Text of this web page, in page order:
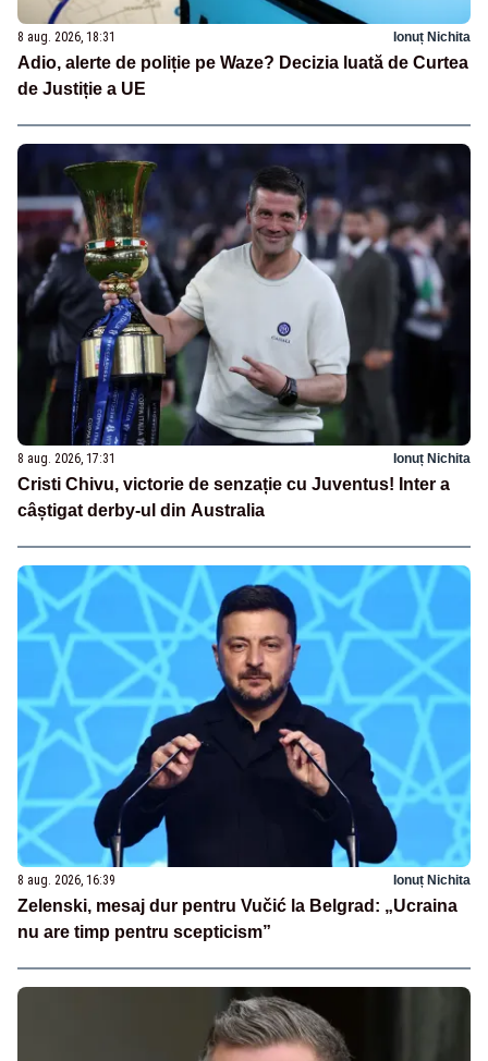
8 aug. 2026, 18:31 Ionuț Nichita
Adio, alerte de poliție pe Waze? Decizia luată de Curtea
de Justiție a UE
8 aug. 2026, 17:31 Ionuț Nichita
Cristi Chivu, victorie de senzație cu Juventus! Inter a
câștigat derby-ul din Australia
8 aug. 2026, 16:39 Ionuț Nichita
Zelenski, mesaj dur pentru Vučić la Belgrad: „Ucraina
nu are timp pentru scepticism”